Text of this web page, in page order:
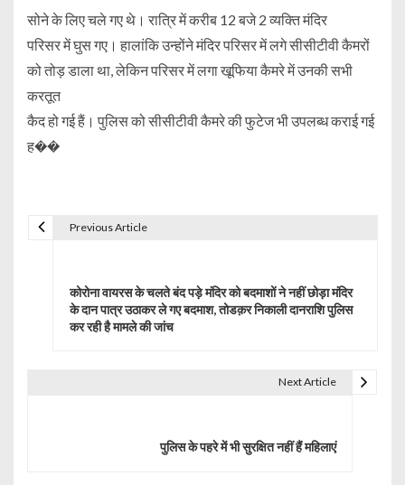
सोने के लिए चले गए थे। रात्रि में करीब 12 बजे 2 व्यक्ति मंदिर
परिसर में घुस गए। हालांकि उन्होंने मंदिर परिसर में लगे सीसीटीवी कैमरों
को तोड़ डाला था, लेकिन परिसर में लगा खूफिया कैमरे में उनकी सभी
करतूत
कैद हो गई हैं। पुलिस को सीसीटीवी कैमरे की फुटेज भी उपलब्ध कराई गई
ह��
Previous Article
कोरोना वायरस के चलते बंद पड़े मंदिर को बदमाशों ने नहीं छोड़ा मंदिर
के दान पात्र उठाकर ले गए बदमाश, तोडक़र निकाली दानराशि पुलिस
कर रही है मामले की जांच
Next Article
पुलिस के पहरे में भी सुरक्षित नहीं हैं महिलाएं